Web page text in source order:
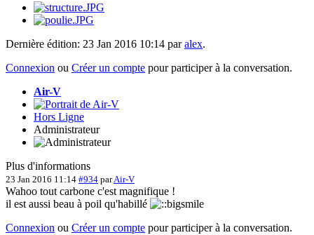
Dernière édition: 23 Jan 2016 10:14 paralex.
Connexion ou Créer un compte pour participer à la conversation.
Air-V
Hors Ligne
Administrateur
Plus d'informations
23 Jan 2016 11:14 #934 parAir-V
Wahoo tout carbone c'est magnifique !
il est aussi beau à poil qu'habillé
Connexion ou Créer un compte pour participer à la conversation.